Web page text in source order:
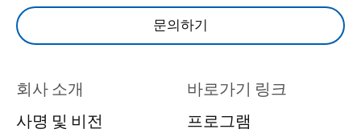
문의하기
회사 소개
사명 및 비전
바로가기 링크
프로그램